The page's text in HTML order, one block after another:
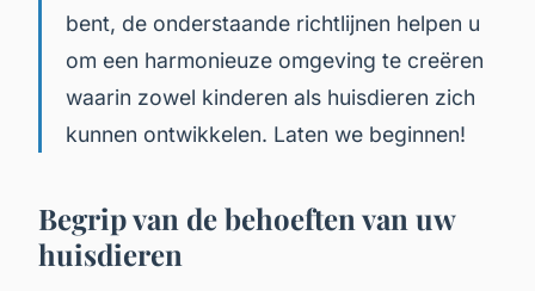
bent, de onderstaande richtlijnen helpen u
om een harmonieuze omgeving te creëren
waarin zowel kinderen als huisdieren zich
kunnen ontwikkelen. Laten we beginnen!
Begrip van de behoeften van uw
huisdieren